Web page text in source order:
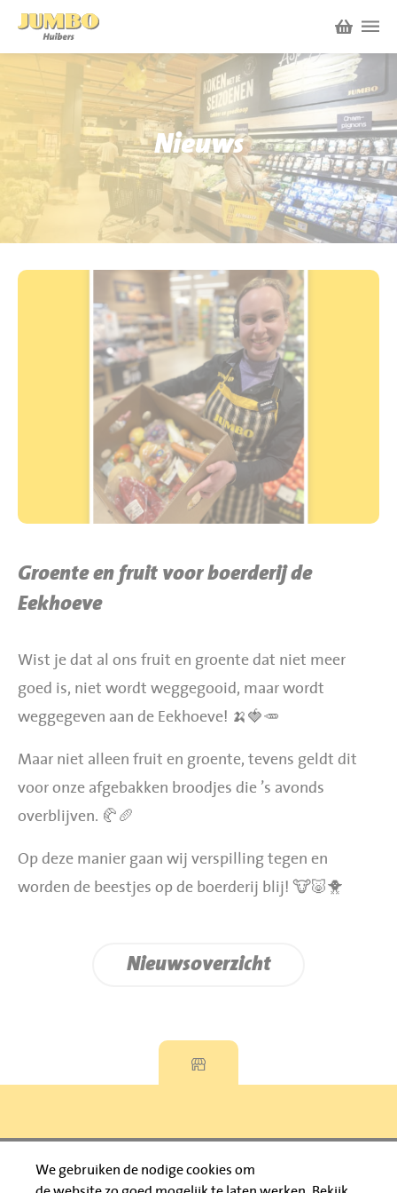
Winkels
P.W.A. Park
Bruïneplein
Nieuws
Acties
Werken bij Jumbo Huibers
Vacatures en Solliciteren
Werken en leren
Jumbo.com
BBQ gigant webshop
Jumbo Huibers Specials
Nieuws
Groente en fruit voor boerderij de
Eekhoeve
Wist je dat al ons fruit en groente dat niet meer
goed is, niet wordt weggegooid, maar wordt
weggegeven aan de Eekhoeve! 🍌🍓🥕
Maar niet alleen fruit en groente, tevens geldt dit
voor onze afgebakken broodjes die ’s avonds
overblijven. 🥐🥖
Op deze manier gaan wij verspilling tegen en
worden de beestjes op de boerderij blij! 🐮🐷🐥
Nieuwsoverzicht
Privacyverklaring
We gebruiken de nodige cookies om